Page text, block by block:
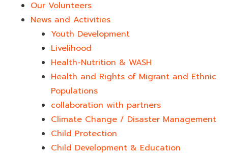
Our Volunteers
News and Activities
Youth Development​
Livelihood
Health-Nutrition & WASH
Health and Rights of Migrant and Ethnic
Populations
collaboration with partners
Climate Change / Disaster Management
Child Protection
Child Development & Education